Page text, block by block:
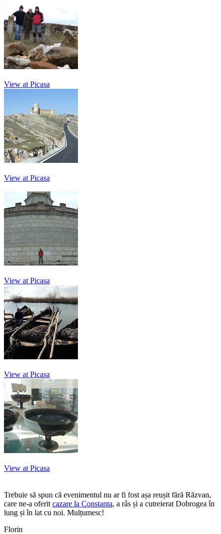
View at Picasa
View at Picasa
View at Picasa
View at Picasa
View at Picasa
Trebuie să spun că evenimentul nu ar fi fost așa reușit fără Răzvan,
care ne-a oferit cazare la Constanta, a râs și a cutreierat Dobrogea în
lung și în lat cu noi. Mulțumesc!
Florin